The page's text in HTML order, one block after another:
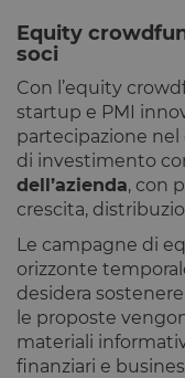
Equity
soci
Con l’equity
startup e PMI
partecipazione nel
di investimento
dell’azienda, con
crescita,
Le campagne di
orizzonte
desidera
le proposte
materiali
finanziari e